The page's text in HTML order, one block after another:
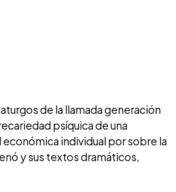
de la llamada generación
psíquica de una
individual por sobre la
y sus textos dramáticos,